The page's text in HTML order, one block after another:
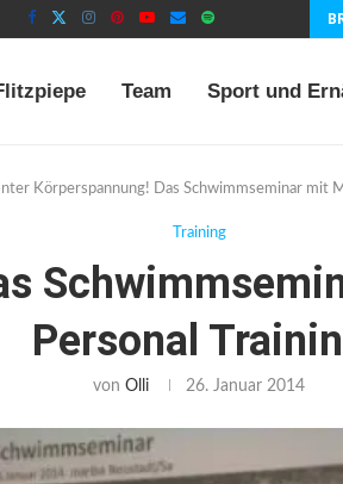
Team Sport und
Körperspannung! Das Schwimmseminar mit
Training
Personal
von Olli 26. Januar 2014